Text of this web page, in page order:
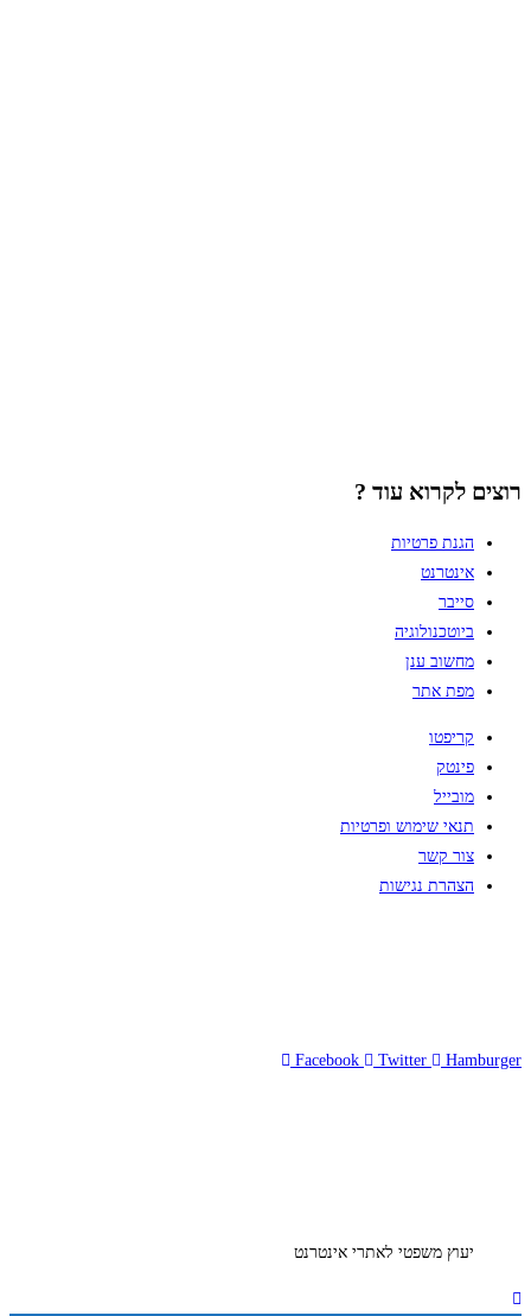
רוצים לקרוא עוד ?
הגנת פרטיות
אינטרנט
סייבר
ביוטכנולוגיה
מחשוב ענן
מפת אתר
קריפטו
פינטק
מובייל
תנאי שימוש ופרטיות
צור קשר
הצהרת נגישות
Facebook Twitter Hamburger
יעוץ משפטי לאתרי אינטרנט